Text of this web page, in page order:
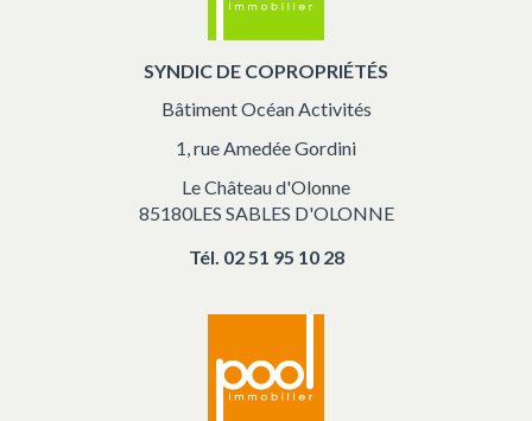
SYNDIC DE COPROPRIÉTÉS
Bâtiment Océan Activités
1, rue Amedée Gordini
Le Château d'Olonne
85180LES SABLES D'OLONNE
Tél. 02 51 95 10 28